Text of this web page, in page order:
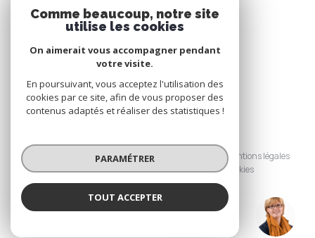
HARDY (EI)
Espace propriétaire
SE CONNECTER
Nos honoraires
Nos partenaires
Mentions légales
Admin
Politique RGPD Cookies
Réalisé par :
Comme beaucoup, notre site
utilise les cookies
On aimerait vous accompagner pendant
votre visite.
En poursuivant, vous acceptez l'utilisation des
cookies par ce site, afin de vous proposer des
contenus adaptés et réaliser des statistiques !
PARAMÉTRER
TOUT ACCEPTER